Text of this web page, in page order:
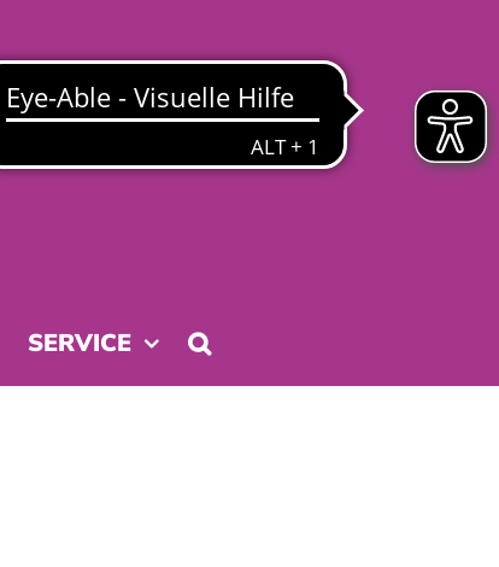
SERVICE